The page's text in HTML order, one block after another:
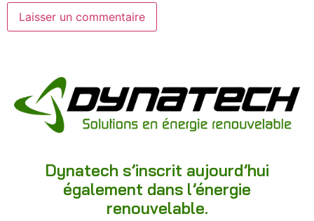
Dynatech s’inscrit aujourd’hui
également dans l’énergie
renouvelable.